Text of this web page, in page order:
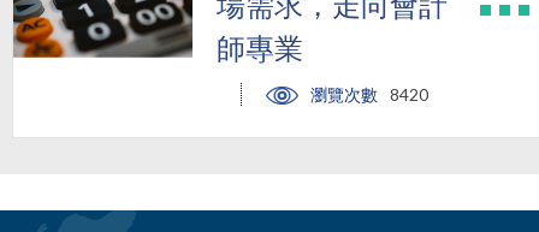
師專業
瀏覽次數 8420